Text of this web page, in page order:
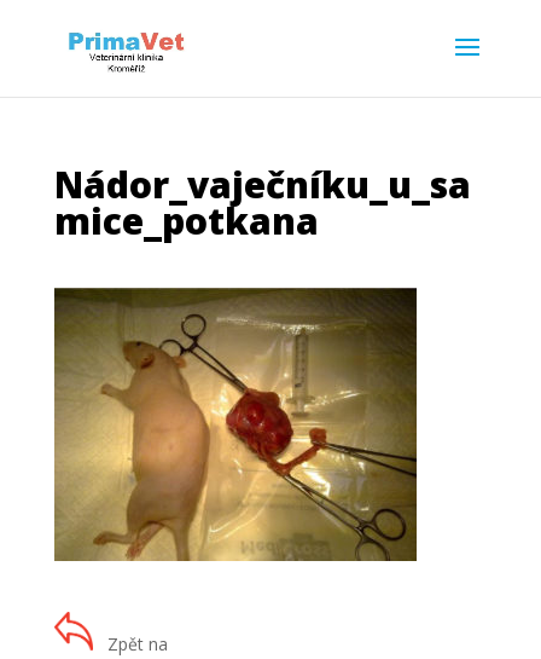
Nádor_vaječníku_u_sa
mice_potkana
Zpět na